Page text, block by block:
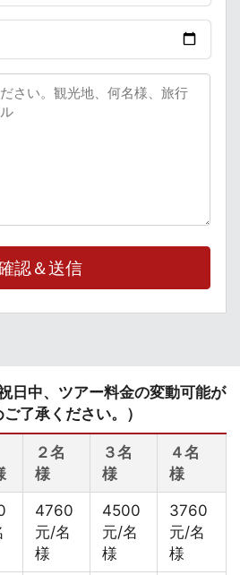
認＆送信
日中、ツアー料金の変動可能が
了承ください。）
２名
様
３名
様
４名
様
4760
元/名
様
4500
元/名
様
3760
元/名
様